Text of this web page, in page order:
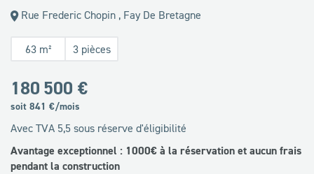
Rue Frederic Chopin , Fay De Bretagne
63 m² 3 pièces
180 500 €
soit 841 €/mois
Avec TVA 5,5 sous réserve d'éligibilité
Avantage exceptionnel : 1000€ à la réservation et aucun frais
pendant la construction